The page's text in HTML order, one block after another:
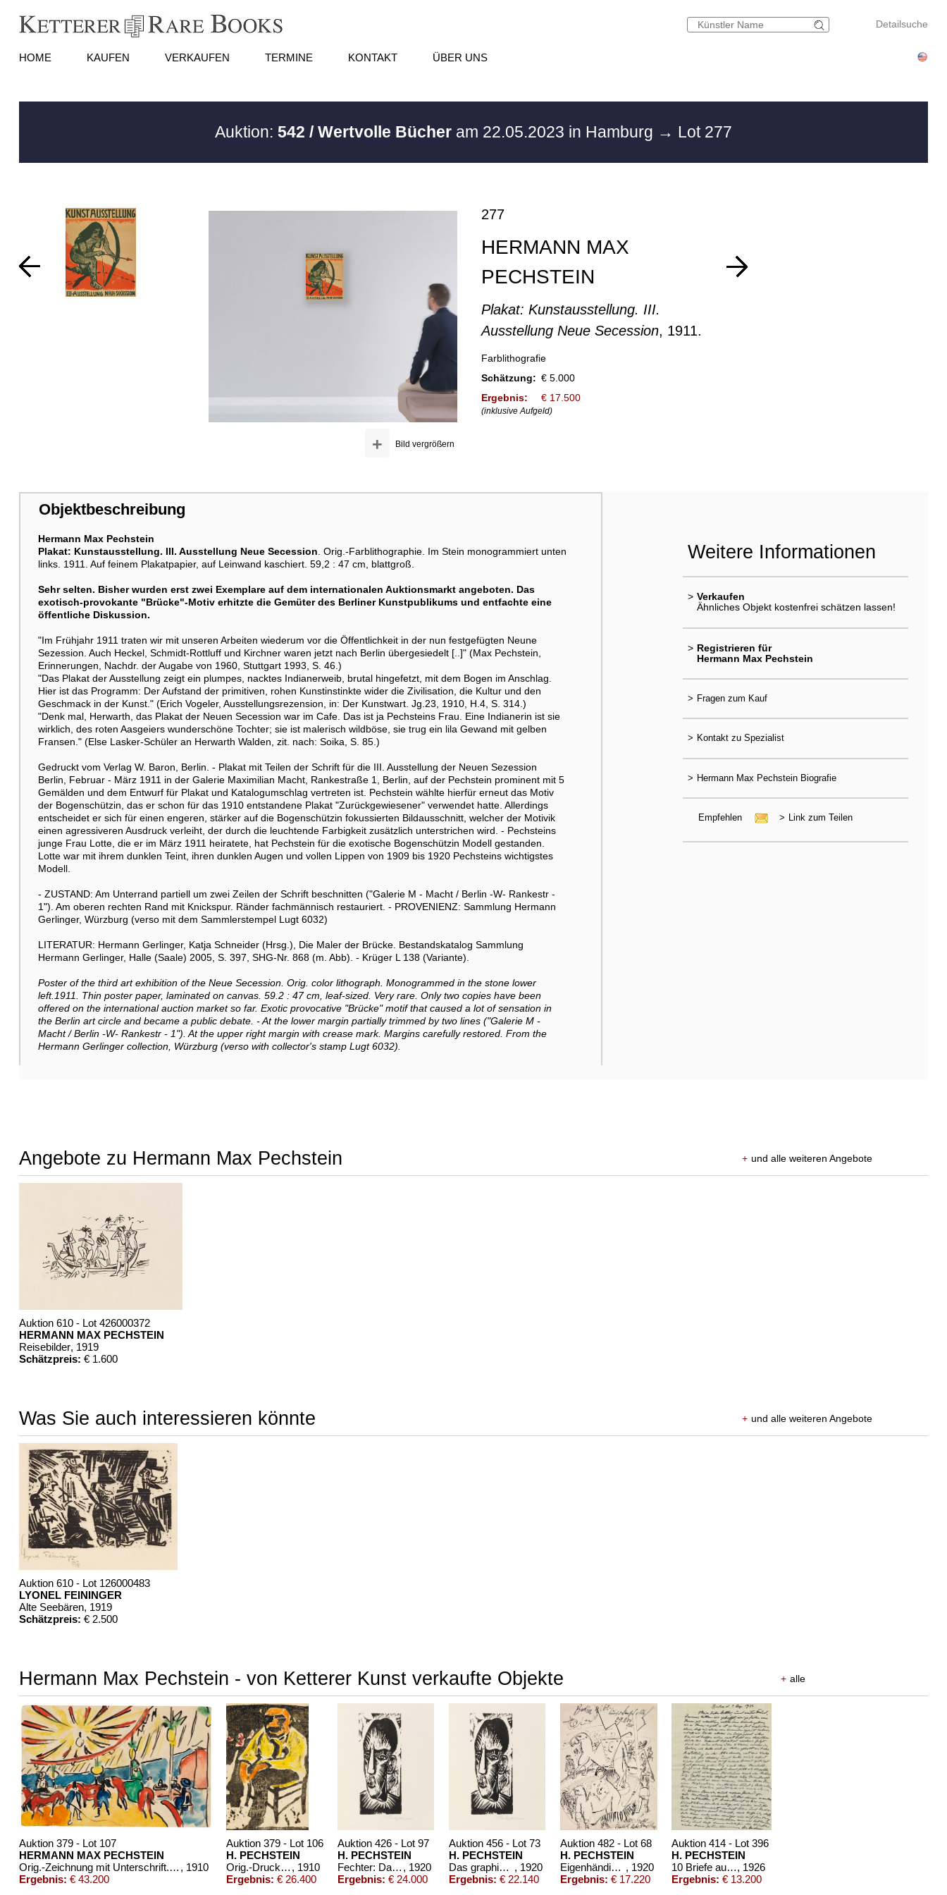
Detailsuche
HOME KAUFEN VERKAUFEN TERMINE KONTAKT ÜBER UNS
Auktion: 542 / Wertvolle Bücheram 22.05.2023 in Hamburg → Lot 277
Bild vergrößern
+
277
HERMANN MAX
PECHSTEIN
Plakat: Kunstausstellung. III.
Ausstellung Neue Secession, 1911.
Farblithografie
Schätzung: € 5.000
Ergebnis:
€ 17.500
(inklusive Aufgeld)
Objektbeschreibung
Hermann Max Pechstein
Plakat: Kunstausstellung. III. Ausstellung Neue Secession. Orig.-Farblithographie. Im Stein monogrammiert unten
links. 1911. Auf feinem Plakatpapier, auf Leinwand kaschiert. 59,2 : 47 cm, blattgroß.
Sehr selten. Bisher wurden erst zwei Exemplare auf dem internationalen Auktionsmarkt angeboten. Das
exotisch-provokante "Brücke"-Motiv erhitzte die Gemüter des Berliner Kunstpublikums und entfachte eine
öffentliche Diskussion.
"Im Frühjahr 1911 traten wir mit unseren Arbeiten wiederum vor die Öffentlichkeit in der nun festgefügten Neune
Sezession. Auch Heckel, Schmidt-Rottluff und Kirchner waren jetzt nach Berlin übergesiedelt [..]" (Max Pechstein,
Erinnerungen, Nachdr. der Augabe von 1960, Stuttgart 1993, S. 46.)
"Das Plakat der Ausstellung zeigt ein plumpes, nacktes Indianerweib, brutal hingefetzt, mit dem Bogen im Anschlag.
Hier ist das Programm: Der Aufstand der primitiven, rohen Kunstinstinkte wider die Zivilisation, die Kultur und den
Geschmack in der Kunst." (Erich Vogeler, Ausstellungsrezension, in: Der Kunstwart. Jg.23, 1910, H.4, S. 314.)
"Denk mal, Herwarth, das Plakat der Neuen Secession war im Cafe. Das ist ja Pechsteins Frau. Eine Indianerin ist sie
wirklich, des roten Aasgeiers wunderschöne Tochter; sie ist malerisch wildböse, sie trug ein lila Gewand mit gelben
Fransen." (Else Lasker-Schüler an Herwarth Walden, zit. nach: Soika, S. 85.)
Gedruckt vom Verlag W. Baron, Berlin. - Plakat mit Teilen der Schrift für die III. Ausstellung der Neuen Sezession
Berlin, Februar - März 1911 in der Galerie Maximilian Macht, Rankestraße 1, Berlin, auf der Pechstein prominent mit 5
Gemälden und dem Entwurf für Plakat und Katalogumschlag vertreten ist. Pechstein wählte hierfür erneut das Motiv
der Bogenschützin, das er schon für das 1910 entstandene Plakat "Zurückgewiesener" verwendet hatte. Allerdings
entscheidet er sich für einen engeren, stärker auf die Bogenschützin fokussierten Bildausschnitt, welcher der Motivik
einen agressiveren Ausdruck verleiht, der durch die leuchtende Farbigkeit zusätzlich unterstrichen wird. - Pechsteins
junge Frau Lotte, die er im März 1911 heiratete, hat Pechstein für die exotische Bogenschützin Modell gestanden.
Lotte war mit ihrem dunklen Teint, ihren dunklen Augen und vollen Lippen von 1909 bis 1920 Pechsteins wichtigstes
Modell.
- ZUSTAND: Am Unterrand partiell um zwei Zeilen der Schrift beschnitten ("Galerie M - Macht / Berlin -W- Rankestr -
1"). Am oberen rechten Rand mit Knickspur. Ränder fachmännisch restauriert. - PROVENIENZ: Sammlung Hermann
Gerlinger, Würzburg (verso mit dem Sammlerstempel Lugt 6032)
LITERATUR: Hermann Gerlinger, Katja Schneider (Hrsg.), Die Maler der Brücke. Bestandskatalog Sammlung
Hermann Gerlinger, Halle (Saale) 2005, S. 397, SHG-Nr. 868 (m. Abb). - Krüger L 138 (Variante).
Poster of the third art exhibition of the Neue Secession. Orig. color lithograph. Monogrammed in the stone lower
left.1911. Thin poster paper, laminated on canvas. 59.2 : 47 cm, leaf-sized. Very rare. Only two copies have been
offered on the international auction market so far. Exotic provocative "Brücke" motif that caused a lot of sensation in
the Berlin art circle and became a public debate. - At the lower margin partially trimmed by two lines ("Galerie M -
Macht / Berlin -W- Rankestr - 1"). At the upper right margin with crease mark. Margins carefully restored. From the
Hermann Gerlinger collection, Würzburg (verso with collector's stamp Lugt 6032).
Weitere Informationen
> Verkaufen
Ähnliches Objekt kostenfrei schätzen lassen!
> Registrieren für
Hermann Max Pechstein
> Fragen zum Kauf
> Kontakt zu Spezialist
> Hermann Max Pechstein Biografie
Empfehlen > Link zum Teilen
Angebote zu Hermann Max Pechstein + und alle weiteren Angebote
Auktion 610 - Lot 426000372
HERMANN MAX PECHSTEIN
Reisebilder, 1919
Schätzpreis: € 1.600
Was Sie auch interessieren könnte + und alle weiteren Angebote
Auktion 610 - Lot 126000483
LYONEL FEININGER
Alte Seebären, 1919
Schätzpreis: € 2.500
Hermann Max Pechstein - von Ketterer Kunst verkaufte Objekte + alle
Auktion 379 - Lot 107
HERMANN MAX PECHSTEIN
Orig.-Zeichnung mit Unterschrift. 1910 , 1910
Ergebnis: € 43.200
Auktion 379 - Lot 106
H. PECHSTEIN
Orig.-Druck mit Unterschriften von Kirchner, Heckel und Pechstein. 1910 , 1910
Ergebnis: € 26.400
Auktion 426 - Lot 97
H. PECHSTEIN
Fechter: Das graphische Werke Max Pechsteins. , 1920
Ergebnis: € 24.000
Auktion 456 - Lot 73
H. PECHSTEIN
Das graphische Werk Max Pechsteins , 1920
Ergebnis: € 22.140
Auktion 482 - Lot 68
H. PECHSTEIN
Eigenhändiger Brief mit Orig.-Zeichnung vom 29. Nov. 1920 , 1920
Ergebnis: € 17.220
Auktion 414 - Lot 396
H. PECHSTEIN
10 Briefe aus den Jahren 1926-40., 1926
Ergebnis: € 13.200